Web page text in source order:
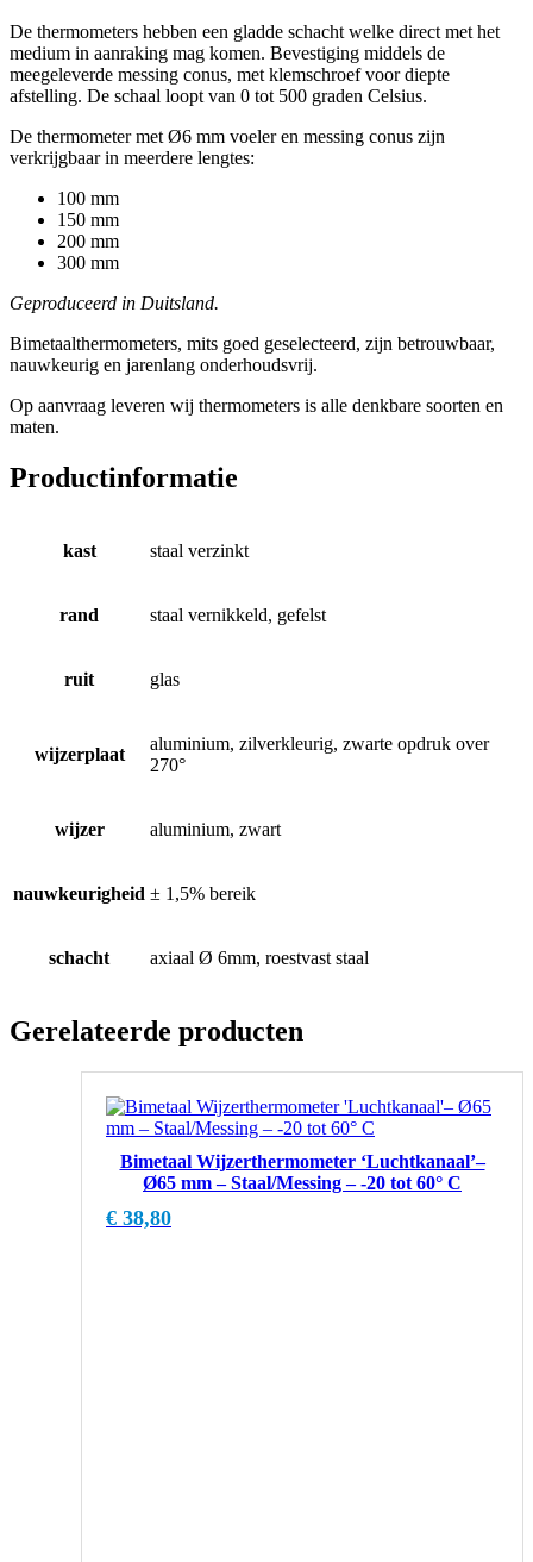
De thermometers hebben een gladde schacht welke direct met het
medium in aanraking mag komen. Bevestiging middels de
meegeleverde messing conus, met klemschroef voor diepte
afstelling. De schaal loopt van 0 tot 500 graden Celsius.
De thermometer met Ø6 mm voeler en messing conus zijn
verkrijgbaar in meerdere lengtes:
100 mm
150 mm
200 mm
300 mm
Geproduceerd in Duitsland.
Bimetaalthermometers, mits goed geselecteerd, zijn betrouwbaar,
nauwkeurig en jarenlang onderhoudsvrij.
Op aanvraag leveren wij thermometers is alle denkbare soorten en
maten.
Productinformatie
kast staal verzinkt
rand staal vernikkeld, gefelst
ruit glas
wijzerplaat
aluminium, zilverkleurig, zwarte opdruk over
270°
wijzer aluminium, zwart
nauwkeurigheid ± 1,5% bereik
schacht axiaal Ø 6mm, roestvast staal
Gerelateerde producten
Bimetaal Wijzerthermometer ‘Luchtkanaal’–
Ø65 mm – Staal/Messing – -20 tot 60° C
€ 38,80